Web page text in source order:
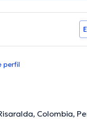
perfil
Colombia,